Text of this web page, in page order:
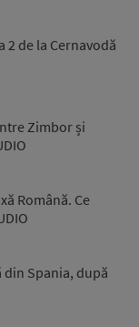
de la Cernavodă
Zimbor și
Română. Ce
din Spania, după